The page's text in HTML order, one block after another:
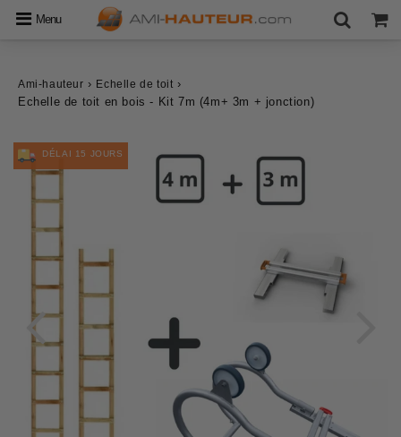
Menu
Ami-hauteur › Echelle de toit ›
Echelle de toit en bois - Kit 7m (4m+ 3m + jonction)
DÉLAI 15 JOURS